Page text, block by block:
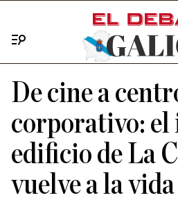
De cine a
corporativo: el
edificio de La
vuelve a la vida